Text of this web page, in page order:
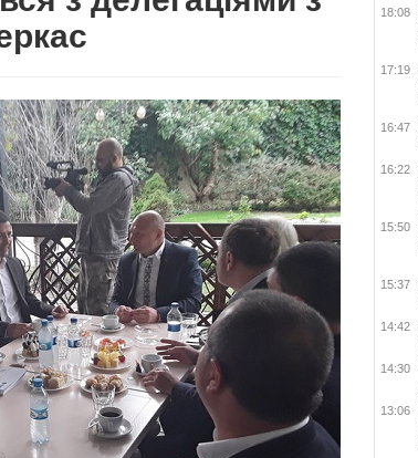
18:08
17:19
16:47
16:22
15:50
15:37
14:42
14:30
13:06